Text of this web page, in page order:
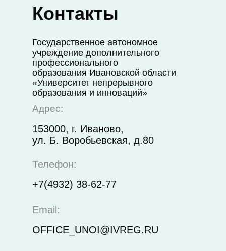
Государственное автономное
учреждение дополнительного
профессионального
образования Ивановской области
«Университет непрерывного
образования и инноваций»
Адрес:
153000, г. Иваново,
ул. Б. Воробьевская, д.80
Контакты
Телефон:
+7(4932) 38-62-77
Email:
OFFICE_UNOI@IVREG.RU